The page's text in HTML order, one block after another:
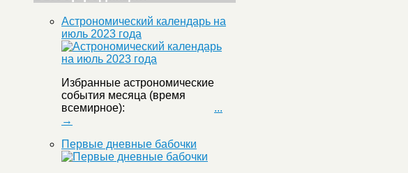
Астрономический календарь на
июль 2023 года
Избранные астрономические
события месяца (время
всемирное): ...
→
Первые дневные бабочки